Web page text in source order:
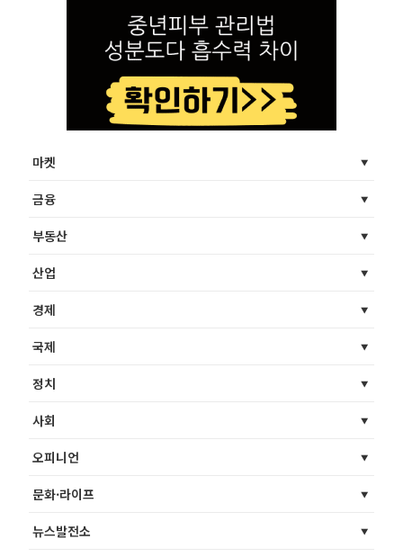
마켓
금융
부동산
산업
경제
국제
정치
사회
오피니언
문화·라이프
뉴스발전소